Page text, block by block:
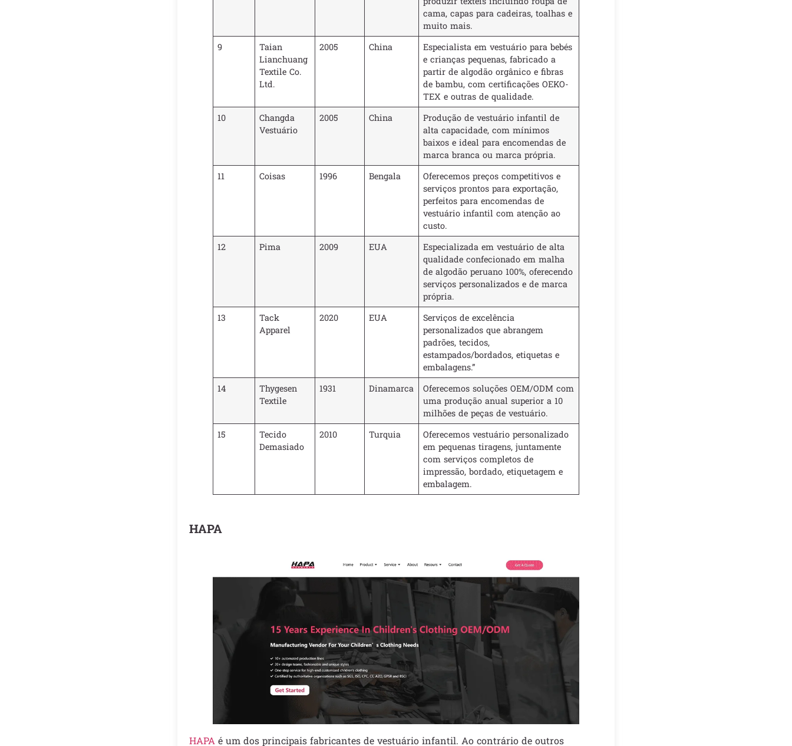
cama, capas para cadeiras, toalhas e
muito mais.
9
Taian
Lianchuang
Textile Co.
Ltd.
2005 China
Especialista em vestuário para bebés
e crianças pequenas, fabricado a
partir de algodão orgânico e fibras
de bambu, com certificações OEKO-
TEX e outras de qualidade.
10
Changda
Vestuário
2005 China
Produção de vestuário infantil de
alta capacidade, com mínimos
baixos e ideal para encomendas de
marca branca ou marca própria.
11
Coisas 1996 Bengala
Oferecemos preços competitivos e
serviços prontos para exportação,
perfeitos para encomendas de
vestuário infantil com atenção ao
custo.
12
Pima 2009 EUA
Especializada em vestuário de alta
qualidade confecionado em malha
de algodão peruano 100%, oferecendo
serviços personalizados e de marca
própria.
13
Tack
Apparel
2020 EUA
Serviços de excelência
personalizados que abrangem
padrões, tecidos,
estampados/bordados, etiquetas e
embalagens.”
14
Thygesen
Textile
1931 Dinamarca
Oferecemos soluções OEM/ODM com
uma produção anual superior a 10
milhões de peças de vestuário.
15
Tecido
Demasiado
2010 Turquia
Oferecemos vestuário personalizado
em pequenas tiragens, juntamente
com serviços completos de
impressão, bordado, etiquetagem e
embalagem.
HAPA
HAPA é um dos principais fabricantes de vestuário infantil. Ao contrário de outros